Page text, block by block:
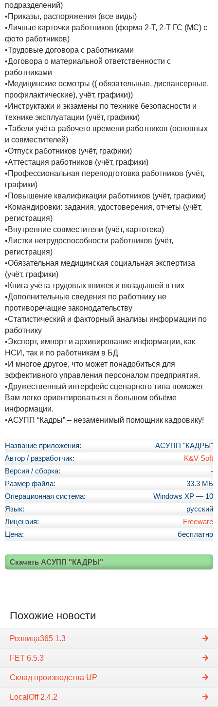
подразделений)
•Приказы, распоряжения (все виды)
•Личные карточки работников (форма 2-Т, 2-Т ГС (МС) с
фото работников)
•Трудовые договора с работниками
•Договора о материальной ответственности с
работниками
•Медицинские осмотры (( обязательные, диспансерные,
профилактические), учёт, графики))
•Инструктажи и экзамены по технике безопасности и
технике эксплуатации (учёт, графики)
•Табели учёта рабочего времени работников (основных
и совместителей)
•Отпуск работников (учёт, графики)
•Аттестация работников (учёт, графики)
•Профессиональная переподготовка работников (учёт,
графики)
•Повышение квалификации работников (учёт, графики)
•Командировки: задания, удостоверения, отчеты (учёт,
регистрация)
•Внутренние совместители (учёт, картотека)
•Листки нетрудоспособности работников (учёт,
регистрация)
•Обязательная медицинская социальная экспертиза
(учёт, графики)
•Книга учёта трудовых книжек и вкладышей в них
•Дополнительные сведения по работнику не
противоречащие законодательству
•Статистический и факторный анализы информации по
работнику
•Экспорт, импорт и архивирование информации, как
НСИ, так и по работникам в БД
•И многое другое, что может понадобиться для
эффективного управления персоналом предприятия.
•Дружественный интерфейс сценарного типа поможет
Вам легко ориентироваться в большом объёме
информации.
•АСУПП “Кадры” – незаменимый помощник кадровику!
Название приложения:
АСУПП "КАДРЫ"
Автор / разработчик:
K&V Soft
Версия / сборка:
-
Размер файла:
33.3 МБ
Операционная система:
Windows XP — 10
Язык:
русский
Лицензия:
Freeware
Цена:
бесплатно
Скачать АСУПП "КАДРЫ"
Похожие новости
Розница365 1.3
FET 6.5.3
Склад производства UP
LocalOff 2.4.2